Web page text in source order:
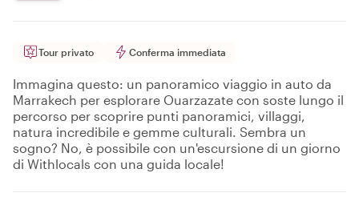
Tour privato Conferma immediata
Immagina questo: un panoramico viaggio in auto da
Marrakech per esplorare Ouarzazate con soste lungo il
percorso per scoprire punti panoramici, villaggi,
natura incredibile e gemme culturali. Sembra un
sogno? No, è possibile con un'escursione di un giorno
di Withlocals con una guida locale!